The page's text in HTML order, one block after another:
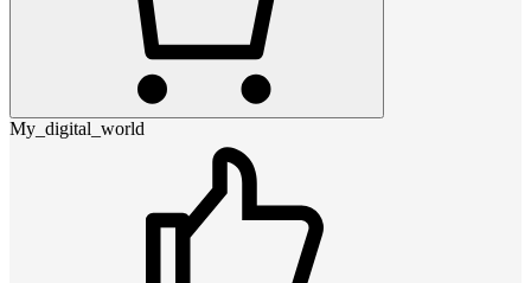
My_digital_world